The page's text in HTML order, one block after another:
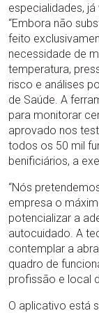
especialidades,
“Embora não
feito
necessidade de
temperatura,
risco e análises
de Saúde. A
para monitorar
aprovado nos
todos os 50 mil
benificiários, a
“Nós
empresa o
potencializar a
autocuidado. A
contemplar a
quadro de
profissão e local
O aplicativo está